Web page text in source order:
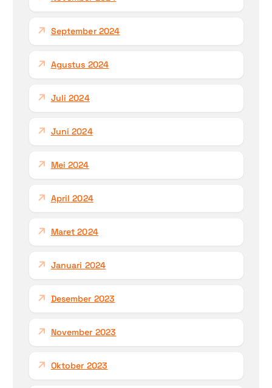
September 2024
Agustus 2024
Juli 2024
Juni 2024
Mei 2024
April 2024
Maret 2024
Januari 2024
Desember 2023
November 2023
Oktober 2023